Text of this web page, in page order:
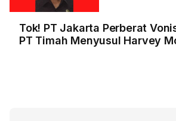
Tok! PT Jakarta Perberat
PT Timah Menyusul Harvey